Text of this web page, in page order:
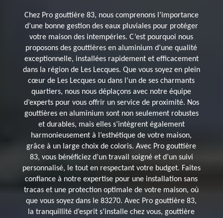
Chez Pro gouttière 83, nous comprenons l’importance
d’une bonne gestion des eaux pluviales pour protéger
votre maison des intempéries. C’est pourquoi nous
proposons des gouttières en aluminium d’une qualité
exceptionnelle, installées rapidement et efficacement
dans la région de Les Lecques. Que vous soyez en plein
cœur de Les Lecques ou dans l’un de ses charmants
quartiers, nous nous déplaçons avec notre équipe
d’experts pour vous offrir un service de proximité. Nos
gouttières en aluminium sont non seulement robustes
et durables, mais elles s’intègrent également
harmonieusement à l’esthétique de votre maison,
grâce à un large choix de coloris. Avec Pro gouttière
83, vous bénéficiez d’un travail soigné et d’un suivi
personnalisé, le tout en respectant votre budget. Faites
confiance à notre expertise pour une installation sans
tracas et une protection optimale de votre maison, où
que vous soyez dans le 83270. Avec Pro gouttière 83,
la tranquillité d’esprit s’installe chez vous, gouttière